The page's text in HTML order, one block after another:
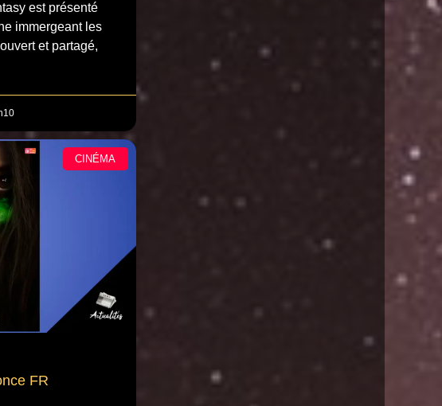
est présenté
immergeant les
et partagé,
CINÉMA
FR